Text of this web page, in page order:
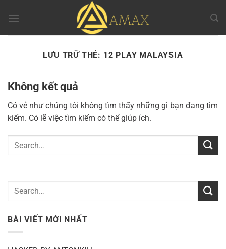
đến
LƯU TRỮ THẺ: 12 PLAY MALAYSIA
Không kết quả
Có vẻ như chúng tôi không tìm thấy những gì bạn đang tìm
kiếm. Có lẽ việc tìm kiếm có thể giúp ích.
BÀI VIẾT MỚI NHẤT